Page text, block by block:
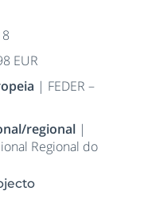
EUR
| FEDER –
regional |
Regional do